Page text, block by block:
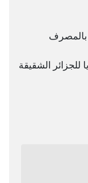
بالمصرف
الشقيقة